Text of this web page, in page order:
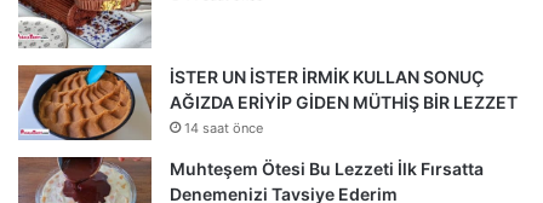
İSTER UN İSTER İRMİK KULLAN SONUÇ
AĞIZDA ERİYİP GİDEN MÜTHİŞ BİR LEZZET
14 saat önce
Muhteşem Ötesi Bu Lezzeti İlk Fırsatta
Denemenizi Tavsiye Ederim